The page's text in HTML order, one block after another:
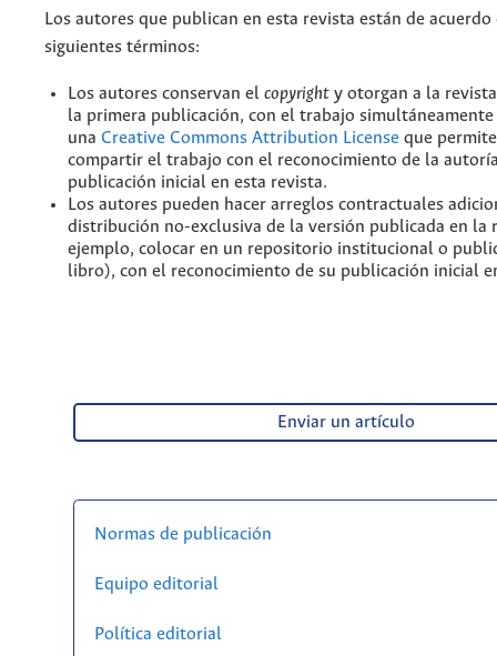
Los autores que publican en esta revista están de acuerdo
siguientes términos:
Los autores conservan el copyright y otorgan a la
la primera publicación, con el trabajo
una Creative Commons Attribution License que
compartir el trabajo con el reconocimiento de la
publicación inicial en esta revista.
Los autores pueden hacer arreglos contractuales
distribución no-exclusiva de la versión publicada en la
ejemplo, colocar en un repositorio institucional o
libro), con el reconocimiento de su publicación inicial
Enviar un artículo
Normas de publicación
Equipo editorial
Política editorial